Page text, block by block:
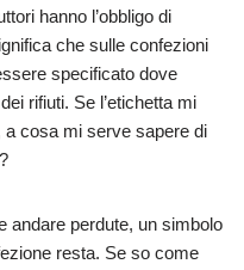
hanno l’obbligo di
che sulle confezioni
specificato dove
rifiuti. Se l’etichetta mi
a cosa mi serve sapere di
andare perdute, un simbolo
resta. Se so come